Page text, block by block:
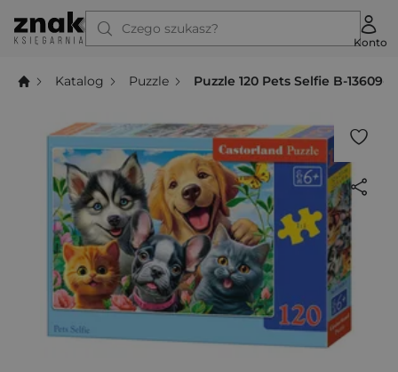
Czego szukasz?
Konto
Katalog Puzzle Puzzle 120 Pets Selfie B-13609-1